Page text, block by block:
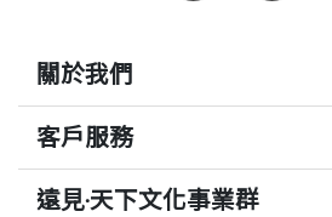
關於我們
客戶服務
遠見‧天下文化事業群